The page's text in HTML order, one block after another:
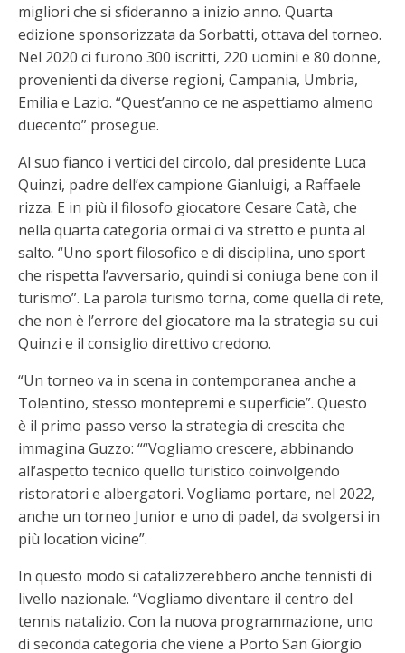
migliori che si sfideranno a inizio anno. Quarta
edizione sponsorizzata da Sorbatti, ottava del torneo.
Nel 2020 ci furono 300 iscritti, 220 uomini e 80 donne,
provenienti da diverse regioni, Campania, Umbria,
Emilia e Lazio. “Quest’anno ce ne aspettiamo almeno
duecento” prosegue.
Al suo fianco i vertici del circolo, dal presidente Luca
Quinzi, padre dell’ex campione Gianluigi, a Raffaele
rizza. E in più il filosofo giocatore Cesare Catà, che
nella quarta categoria ormai ci va stretto e punta al
salto. “Uno sport filosofico e di disciplina, uno sport
che rispetta l’avversario, quindi si coniuga bene con il
turismo”. La parola turismo torna, come quella di rete,
che non è l’errore del giocatore ma la strategia su cui
Quinzi e il consiglio direttivo credono.
“Un torneo va in scena in contemporanea anche a
Tolentino, stesso montepremi e superficie”. Questo
è il primo passo verso la strategia di crescita che
immagina Guzzo: ““Vogliamo crescere, abbinando
all’aspetto tecnico quello turistico coinvolgendo
ristoratori e albergatori. Vogliamo portare, nel 2022,
anche un torneo Junior e uno di padel, da svolgersi in
più location vicine”.
In questo modo si catalizzerebbero anche tennisti di
livello nazionale. “Vogliamo diventare il centro del
tennis natalizio. Con la nuova programmazione, uno
di seconda categoria che viene a Porto San Giorgio